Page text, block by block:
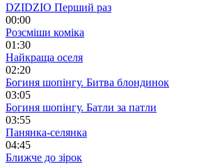
DZIDZIO Перший раз
00:00
Розсміши коміка
01:30
Найкраща оселя
02:20
Богиня шопінгу. Битва блондинок
03:05
Богиня шопінгу. Батли за патли
03:55
Панянка-селянка
04:45
Ближче до зірок